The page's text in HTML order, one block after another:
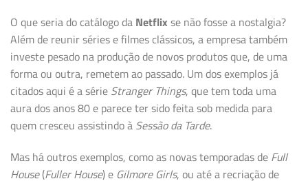
O que seria do catálogo da Netflix se não fosse a nostalgia?
Além de reunir séries e filmes clássicos, a empresa também
investe pesado na produção de novos produtos que, de uma
forma ou outra, remetem ao passado. Um dos exemplos já
citados aqui é a série Stranger Things, que tem toda uma
aura dos anos 80 e parece ter sido feita sob medida para
quem cresceu assistindo à Sessão da Tarde.
Mas há outros exemplos, como as novas temporadas de Full
House(Fuller House) e Gilmore Girls, ou até a recriação de